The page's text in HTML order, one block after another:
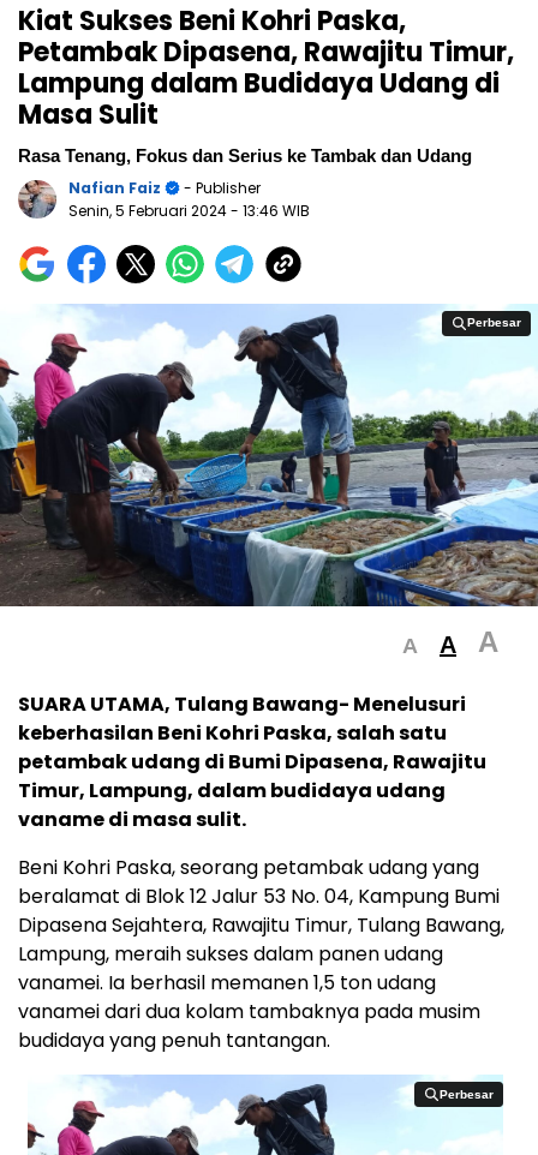
Kiat Sukses Beni Kohri Paska,
Petambak Dipasena, Rawajitu Timur,
Lampung dalam Budidaya Udang di
Masa Sulit
Rasa Tenang, Fokus dan Serius ke Tambak dan Udang
Nafian Faiz
- Publisher
Senin, 5 Februari 2024- 13:46 WIB
Perbesar
Perbesar
A A A
SUARA UTAMA, Tulang Bawang- Menelusuri
keberhasilan Beni Kohri Paska, salah satu
petambak udang di Bumi Dipasena, Rawajitu
Timur, Lampung, dalam budidaya udang
vaname di masa sulit.
Beni Kohri Paska, seorang petambak udang yang
beralamat di Blok 12 Jalur 53 No. 04, Kampung Bumi
Dipasena Sejahtera, Rawajitu Timur, Tulang Bawang,
Lampung, meraih sukses dalam panen udang
vanamei. Ia berhasil memanen 1,5 ton udang
vanamei dari dua kolam tambaknya pada musim
budidaya yang penuh tantangan.
Perbesar
Perbesar